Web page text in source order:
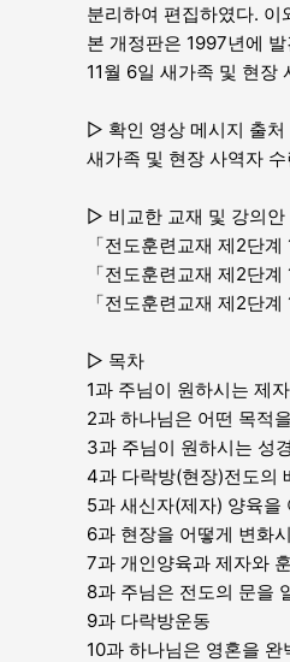
분리하여 편집하였다.
본 개정판은 1997년에
11월 6일 새가족 및 현장
▷ 확인 영상 메시지 출처
새가족 및 현장 사역자
▷ 비교한 교재 및 강의안
「전도훈련교재 제2단
「전도훈련교재 제2단
「전도훈련교재 제2단
▷ 목차
1과 주님이 원하시는 제
2과 하나님은 어떤 목적
3과 주님이 원하시는 성
4과 다락방(현장)전도의
5과 새신자(제자) 양육을
6과 현장을 어떻게 변화
7과 개인양육과 제자와
8과 주님은 전도의 문을
9과 다락방운동
10과 하나님은 영혼을